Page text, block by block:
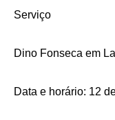
Serviço
Dino Fonseca em
Data e horário: 12